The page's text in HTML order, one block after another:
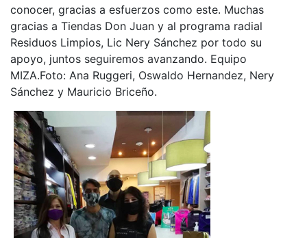
conocer, gracias a esfuerzos como este. Muchas
gracias a Tiendas Don Juan y al programa radial
Residuos Limpios, Lic Nery Sánchez por todo su
apoyo, juntos seguiremos avanzando. Equipo
MIZA.Foto: Ana Ruggeri, Oswaldo Hernandez, Nery
Sánchez y Mauricio Briceño.